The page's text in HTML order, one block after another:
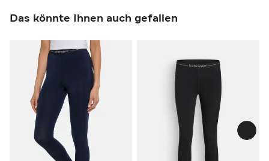
Das könnte Ihnen auch gefallen